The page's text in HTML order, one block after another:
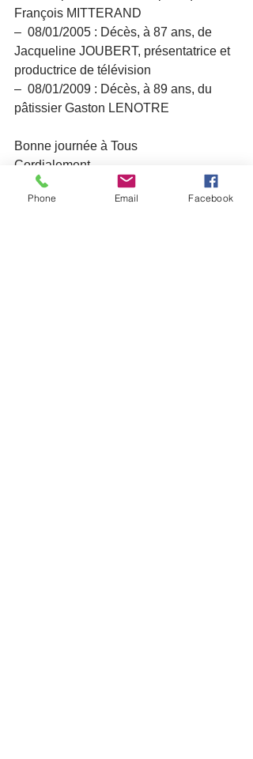
François MITTERAND
–  08/01/2005 : Décès, à 87 ans, de
Jacqueline JOUBERT, présentatrice et
productrice de télévision
–  08/01/2009 : Décès, à 89 ans, du
pâtissier Gaston LENOTRE
Bonne journée à Tous
Cordialement
Le Président et les membres du CA
Phone Email Facebook